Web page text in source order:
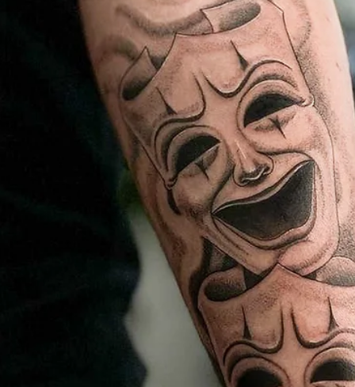
Читати 4 хв
Тату Покемон: магія дитинства, що оживає
Тату Покемон — це не просто малюнок на шкірі. Це місток у
коли життя було простішим і щирішим, коли фантазія творила